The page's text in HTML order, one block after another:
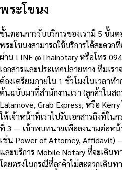
พระโขนง
ขั้นตอนการรับบริการของเรามี 5 ขั้น
พระโขนงสามารถใช้บริการได้สะดว
ผ่าน LINE @Thainotary หรือโทร
เอกสารและประเทศปลายทาง ทีมเรา
ต้องเตรียมภายใน 1 ชั่วโมงในเวลาท
ต้นฉบับมาที่สำนักงานเรา (ลูกค้าในส
Lalamove, Grab Express, หรือ
ให้เจ้าหน้าที่เราไปรับเอกสารถึงที่ใน
ที่ 3 — เข้าพบทนายเพื่อลงนามต่อหน้
เช่น Power of Attorney, Affidavit)
และบริการ Mobile Notary ที่จะเดิน
โดยตรงในกรณีที่ลูกค้าไม่สะดวกเดิน